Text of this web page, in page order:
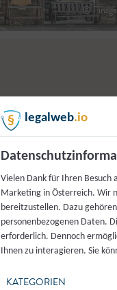
©
legalweb.io
Vielen Dank für Ihren Besuch
Marketing in Österreich. Wir
bereitzustellen. Dazu
personenbezogenen Daten.
erforderlich. Dennoch
Ihnen zu interagieren. Sie
KATEGORIEN